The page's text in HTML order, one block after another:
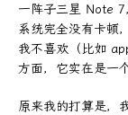
一阵子三星 Note 7
系统完全没有卡顿
我不喜欢（比如
方面，它实在是一
原来我的打算是，